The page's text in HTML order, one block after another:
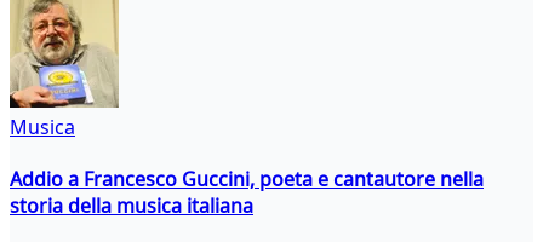
Musica
Addio a Francesco Guccini, poeta e cantautore nella
storia della musica italiana